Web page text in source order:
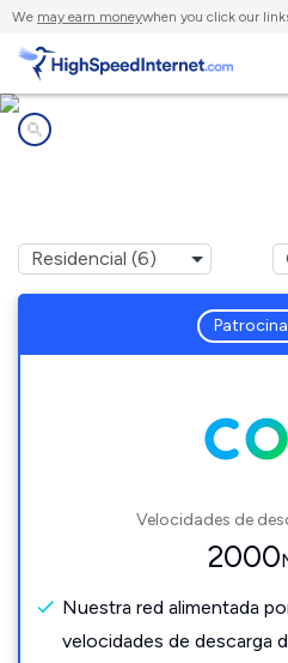
We may earn moneywhen you click our
Velocidades de
2000
Nuestra red alimentada
velocidades de descarga